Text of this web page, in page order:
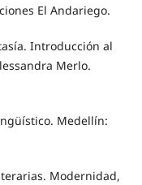
El Andariego.
Introducción al
Merlo.
Medellín:
Modernidad,